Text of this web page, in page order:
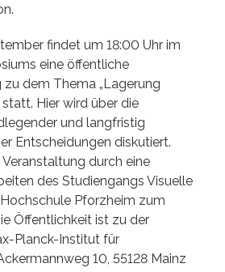
findet um 18:00 Uhr im
eine öffentliche
dem Thema „Lagerung
Hier wird über die
und langfristig
Entscheidungen diskutiert.
durch eine
des Studiengangs Visuelle
Pforzheim zum
Öffentlichkeit ist zu der
Planck-Institut für
10, 55128 Mainz